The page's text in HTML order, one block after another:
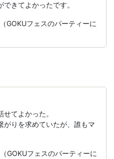
きてよかったです。
GOKUフェスのパーティーに
てよかった。
がりを求めていたが、誰もマ
GOKUフェスのパーティーに